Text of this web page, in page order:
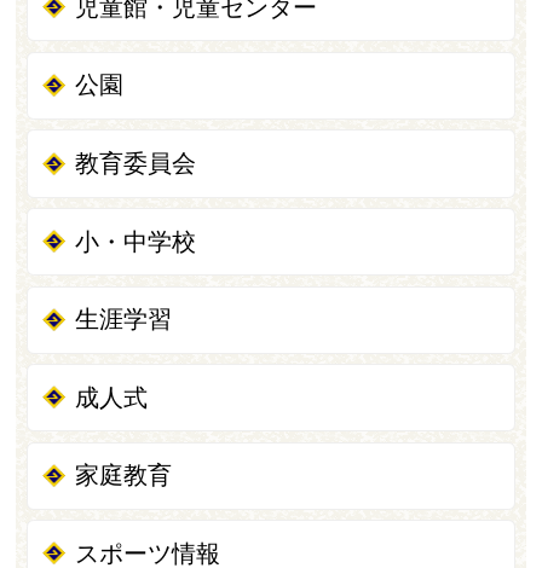
児童館・児童センター
公園
教育委員会
小・中学校
生涯学習
成人式
家庭教育
スポーツ情報